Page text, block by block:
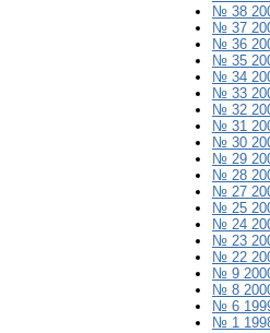
№ 38
№ 37
№ 36
№ 35
№ 34
№ 33
№ 32
№ 31
№ 30
№ 29
№ 28
№ 27
№ 25
№ 24
№ 23
№ 22
№ 9
№ 8
№ 6
№ 1